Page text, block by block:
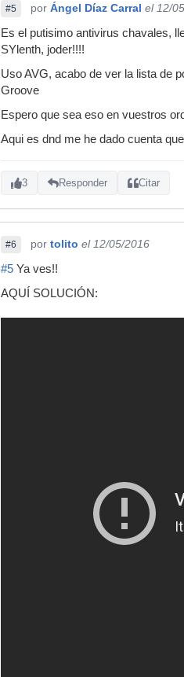
#5 por Ángel Díaz Carral el 12/
Es el putisimo antivirus chavales,
SYlenth, joder!!!!
Uso AVG, acabo de ver la lista de
Groove
Espero que sea eso en vuestros
Aqui es dnd me he dado cuenta
3 Responder Citar
#6 por tolito el 12/05/2016
#5 Ya ves!!
AQUÍ SOLUCIÓN: